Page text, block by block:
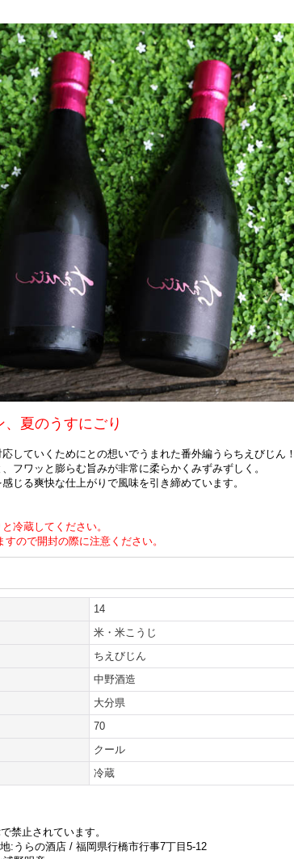
、夏のうすにごり
していくためにとの想いでうまれた番外編うらちえびじん
フワッと膨らむ旨みが非常に柔らかくみずみずしく。
じる爽快な仕上がりで風味を引き締めています。
冷蔵してください。
ので開封の際に注意ください。
14
米・米こうじ
ちえびじん
中野酒造
大分県
70
クール
冷蔵
禁止されています。
:うらの酒店 / 福岡県行橋市行事7丁目5-12